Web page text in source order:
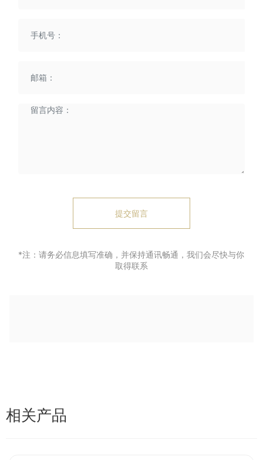
提交留言
*注：请务必信息填写准确，并保持通讯畅通，我们会尽快与你
取得联系
相关产品